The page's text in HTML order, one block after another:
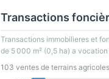
Transactions
Transactions immobilieres et
de 5 000 m² (0,5 ha) a
103 ventes de terrains